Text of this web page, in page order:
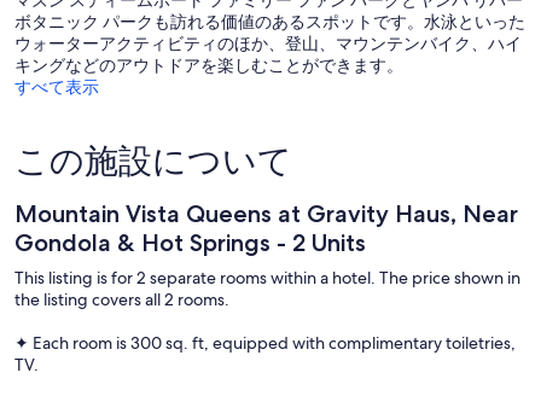
ボタニック パークも訪れる価値のあるスポットです。水泳といった
ウォーターアクティビティのほか、登山、マウンテンバイク、ハイ
キングなどのアウトドアを楽しむことができます。
すべて表示
この施設について
Mountain Vista Queens at Gravity Haus, Near
Gondola & Hot Springs - 2 Units
This listing is for 2 separate rooms within a hotel. The price shown in
the listing covers all 2 rooms.
✦ Each room is 300 sq. ft, equipped with complimentary toiletries,
TV.